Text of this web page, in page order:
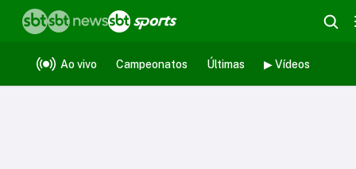
Ao vivo Campeonatos Últimas ▶ Vídeos